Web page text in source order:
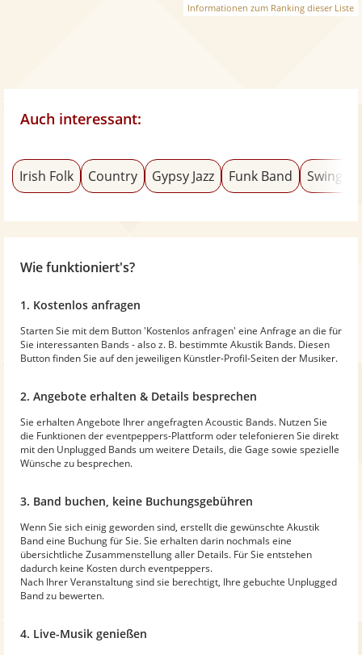
Informationen zum Ranking dieser Liste
Auch interessant:
Irish Folk Country Gypsy Jazz Funk Band Swing
Wie funktioniert's?
1. Kostenlos anfragen
Starten Sie mit dem Button 'Kostenlos anfragen' eine Anfrage an die für
Sie interessanten Bands - also z. B. bestimmte Akustik Bands. Diesen
Button finden Sie auf den jeweiligen Künstler-Profil-Seiten der Musiker.
2. Angebote erhalten & Details besprechen
Sie erhalten Angebote Ihrer angefragten Acoustic Bands. Nutzen Sie
die Funktionen der eventpeppers-Plattform oder telefonieren Sie direkt
mit den Unplugged Bands um weitere Details, die Gage sowie spezielle
Wünsche zu besprechen.
3. Band buchen, keine Buchungsgebühren
Wenn Sie sich einig geworden sind, erstellt die gewünschte Akustik
Band eine Buchung für Sie. Sie erhalten darin nochmals eine
übersichtliche Zusammenstellung aller Details. Für Sie entstehen
dadurch keine Kosten durch eventpeppers.
Nach Ihrer Veranstaltung sind sie berechtigt, Ihre gebuchte Unplugged
Band zu bewerten.
4. Live-Musik genießen